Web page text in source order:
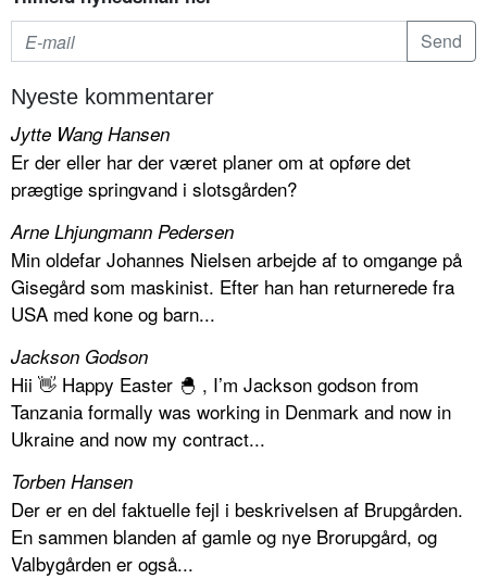
Nyeste kommentarer
Jytte Wang Hansen
Er der eller har der været planer om at opføre det
prægtige springvand i slotsgården?
Arne Lhjungmann Pedersen
Min oldefar Johannes Nielsen arbejde af to omgange på
Gisegård som maskinist. Efter han han returnerede fra
USA med kone og barn...
Jackson Godson
Hii 👋 Happy Easter 🐣 , I’m Jackson godson from
Tanzania formally was working in Denmark and now in
Ukraine and now my contract...
Torben Hansen
Der er en del faktuelle fejl i beskrivelsen af Brupgården.
En sammen blanden af gamle og nye Brorupgård, og
Valbygården er også...